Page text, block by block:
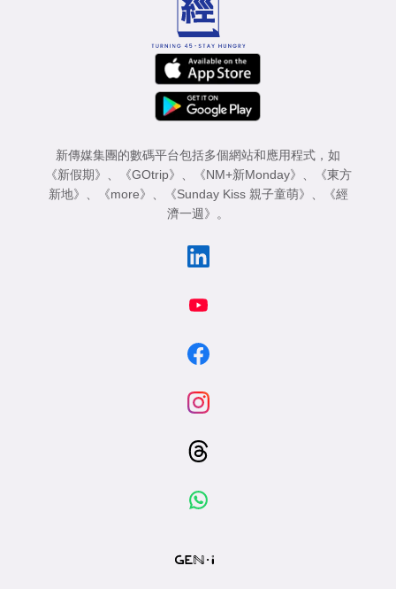
新傳媒集團的數碼平台包括多個網站和應用程式，如
《新假期》
《GOtrip》 《NM+新Monday》
《東方
新地》
《more》 《Sunday Kiss 親子童萌》
《經
濟一週》
。